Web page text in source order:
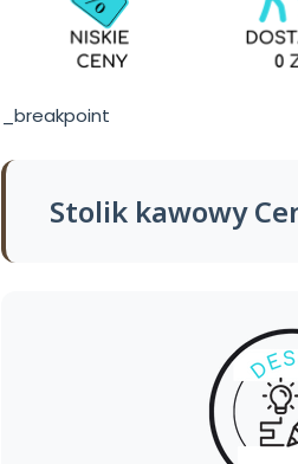
_breakpoint
Stolik kawowy